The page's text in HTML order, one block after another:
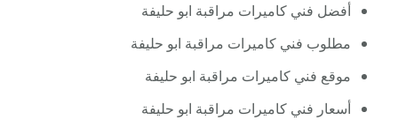
أفضل فني كاميرات مراقبة ابو حليفة
مطلوب فني كاميرات مراقبة ابو حليفة
موقع فني كاميرات مراقبة ابو حليفة
أسعار فني كاميرات مراقبة ابو حليفة